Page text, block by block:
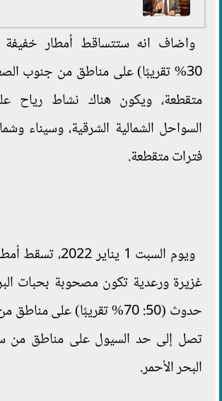
واضاف انه ستتساقط أمطار
30% تقريبًا) على مناطق من جنوب
متقطعة، ويكون هناك نشاط رياح
السواحل الشمالية الشرقية، وسيناء
فترات متقطعة.
ويوم السبت 1 يناير
غزيرة ورعدية تكون مصحوبة بحبات
حدوث (50: 70% تقريبًا) على
تصل إلى حد السيول على مناطق من
البحر الأحمر.